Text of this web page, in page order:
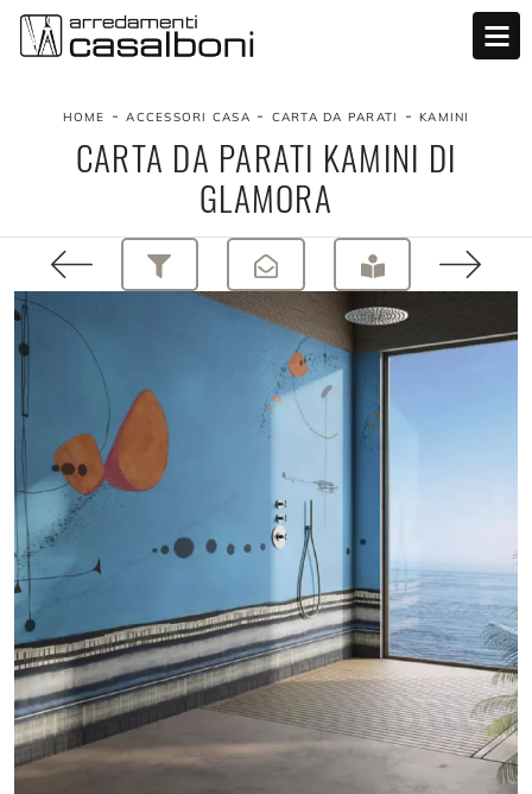
HOME -ACCESSORI CASA - CARTA DA PARATI - KAMINI
CARTA DA PARATI KAMINI DI
GLAMORA